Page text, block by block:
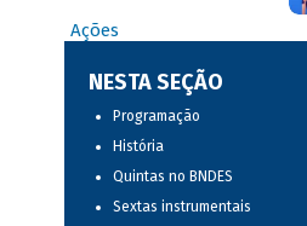
Ações
NESTA SEÇÃO
Programação
História
Quintas no BNDES
Sextas instrumentais